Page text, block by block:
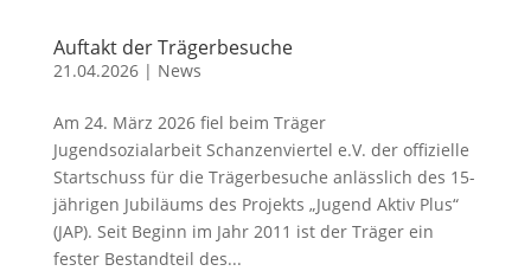
Auftakt der Trägerbesuche
21.04.2026| News
Am 24. März 2026 fiel beim Träger
Jugendsozialarbeit Schanzenviertel e.V. der offizielle
Startschuss für die Trägerbesuche anlässlich des 15-
jährigen Jubiläums des Projekts „Jugend Aktiv Plus“
(JAP). Seit Beginn im Jahr 2011 ist der Träger ein
fester Bestandteil des...